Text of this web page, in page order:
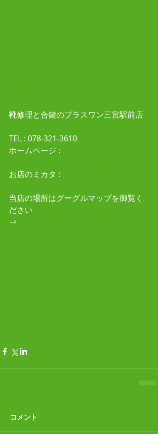
靴修理と合鍵のプラスワン三宮駅前店
TEL : 078-321-3610
ホームページ :
お店のミカタ :
当店の場所はグーグルマップを御覧く
ださい
⇒
コメント